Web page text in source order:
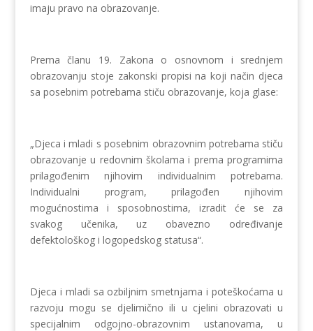
imaju pravo na obrazovanje.
Prema članu 19. Zakona o osnovnom i srednjem
obrazovanju stoje zakonski propisi na koji način djeca
sa posebnim potrebama stiču obrazovanje, koja glase:
„Djeca i mladi s posebnim obrazovnim potrebama stiču
obrazovanje u redovnim školama i prema programima
prilagođenim njihovim individualnim potrebama.
Individualni program, prilagođen njihovim
mogućnostima i sposobnostima, izradit će se za
svakog učenika, uz obavezno određivanje
defektološkog i logopedskog statusa“.
Djeca i mladi sa ozbiljnim smetnjama i poteškoćama u
razvoju mogu se djelimično ili u cjelini obrazovati u
specijalnim odgojno-obrazovnim ustanovama, u